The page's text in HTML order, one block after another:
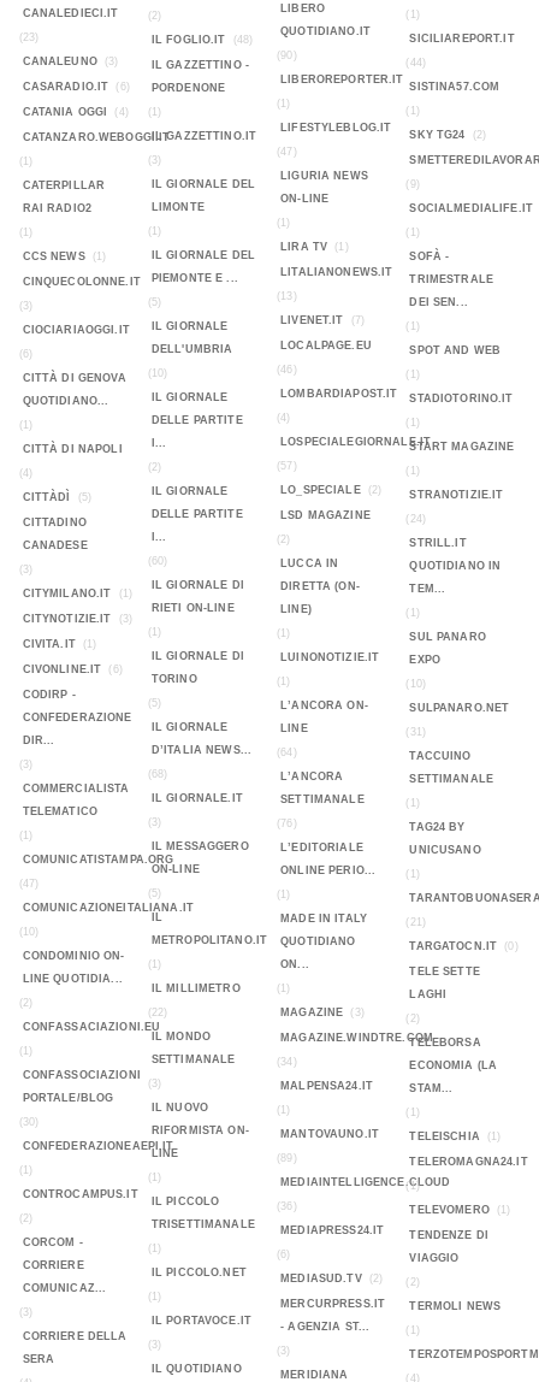
CANALEDIECI.IT
(23)
CANALEUNO
(3)
CASARADIO.IT (6)
CATANIA OGGI (4)
CATANZARO.WEBOGGI.IT
(1)
CATERPILLAR
RAI RADIO2
(1)
CCS NEWS
(1)
CINQUECOLONNE.IT
(3)
CIOCIARIAOGGI.IT
(6)
CITTÀ DI GENOVA
QUOTIDIANO...
(1)
CITTÀ DI NAPOLI
(4)
CITTÀDÌ
(5)
CITTADINO
CANADESE
(3)
CITYMILANO.IT
(1)
CITYNOTIZIE.IT (3)
CIVITA.IT (1)
CIVONLINE.IT (6)
CODIRP -
CONFEDERAZIONE
DIR...
(3)
COMMERCIALISTA
TELEMATICO
(1)
COMUNICATISTAMPA.ORG
(47)
COMUNICAZIONEITALIANA.IT
(10)
CONDOMINIO ON-
LINE QUOTIDIA...
(2)
CONFASSACIAZIONI.EU
(1)
CONFASSOCIAZIONI
PORTALE/BLOG
(30)
CONFEDERAZIONEAEPI.IT
(1)
CONTROCAMPUS.IT
(2)
CORCOM -
CORRIERE
COMUNICAZ...
(3)
CORRIERE DELLA
SERA
(2)
IL FOGLIO.IT
(48)
IL GAZZETTINO -
PORDENONE
(1)
IL GAZZETTINO.IT
(3)
IL GIORNALE DEL
LIMONTE
(1)
IL GIORNALE DEL
PIEMONTE E ...
(5)
IL GIORNALE
DELL'UMBRIA
(10)
IL GIORNALE
DELLE PARTITE
I...
(2)
IL GIORNALE
DELLE PARTITE
I...
(60)
IL GIORNALE DI
RIETI ON-LINE
(1)
IL GIORNALE DI
TORINO
(5)
IL GIORNALE
D’ITALIA NEWS...
(68)
IL GIORNALE.IT
(3)
IL MESSAGGERO
ON-LINE
(5)
IL
METROPOLITANO.IT
(1)
IL MILLIMETRO
(22)
IL MONDO
SETTIMANALE
(3)
IL NUOVO
RIFORMISTA ON-
LINE
(1)
IL PICCOLO
TRISETTIMANALE
(1)
IL PICCOLO.NET
(1)
IL PORTAVOCE.IT
(3)
IL QUOTIDIANO
LIBERO
QUOTIDIANO.IT
(90)
LIBEROREPORTER.IT
(1)
LIFESTYLEBLOG.IT
(47)
LIGURIA NEWS
ON-LINE
(1)
LIRA TV
(1)
LITALIANONEWS.IT
(13)
LIVENET.IT
(7)
LOCALPAGE.EU
(46)
LOMBARDIAPOST.IT
(4)
LOSPECIALEGIORNALE.IT
(57)
LO_SPECIALE
(2)
LSD MAGAZINE
(2)
LUCCA IN
DIRETTA (ON-
LINE)
(1)
LUINONOTIZIE.IT
(1)
L’ANCORA ON-
LINE
(64)
L’ANCORA
SETTIMANALE
(76)
L’EDITORIALE
ONLINE PERIO...
(1)
MADE IN ITALY
QUOTIDIANO
ON...
(1)
MAGAZINE
(3)
MAGAZINE.WINDTRE.COM
(34)
MALPENSA24.IT
(1)
MANTOVAUNO.IT
(89)
MEDIAINTELLIGENCE.CLOUD
(36)
MEDIAPRESS24.IT
(6)
MEDIASUD.TV
(2)
MERCURPRESS.IT
- AGENZIA ST...
(3)
MERIDIANA
(1)
SICILIAREPORT.IT
(44)
SISTINA57.COM
(1)
SKY TG24
(2)
(9)
SOCIALMEDIALIFE.IT
(1)
SOFÀ -
TRIMESTRALE
DEI SEN...
(1)
SPOT AND WEB
(1)
STADIOTORINO.IT
(1)
START MAGAZINE
(1)
STRANOTIZIE.IT
(24)
STRILL.IT
QUOTIDIANO IN
TEM...
(1)
SUL PANARO
EXPO
(10)
SULPANARO.NET
(31)
TACCUINO
SETTIMANALE
(1)
TAG24 BY
UNICUSANO
(1)
(21)
TARGATOCN.IT
(0)
TELE SETTE
LAGHI
(2)
TELEBORSA
ECONOMIA (LA
STAM...
(1)
TELEISCHIA
(1)
TELEROMAGNA24.IT
(1)
TELEVOMERO
(1)
TENDENZE DI
VIAGGIO
(2)
TERMOLI NEWS
(1)
(4)